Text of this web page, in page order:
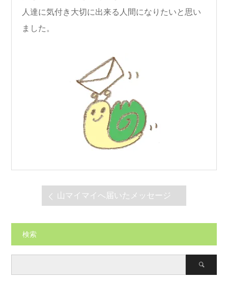
人達に気付き大切に出来る人間になりたいと思い
ました。
山マイマイへ届いたメッセージ
検索